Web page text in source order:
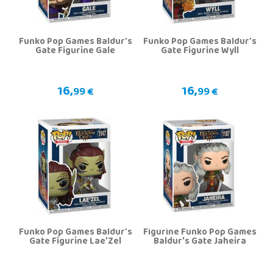
Funko Pop Games Baldur's
Gate Figurine Gale
16,99 €
Funko Pop Games Baldur’s
Gate Figurine Wyll
16,99 €
Funko Pop Games Baldur’s
Gate Figurine Lae’Zel Figurine Funko Pop Games
Baldur's Gate Jaheira